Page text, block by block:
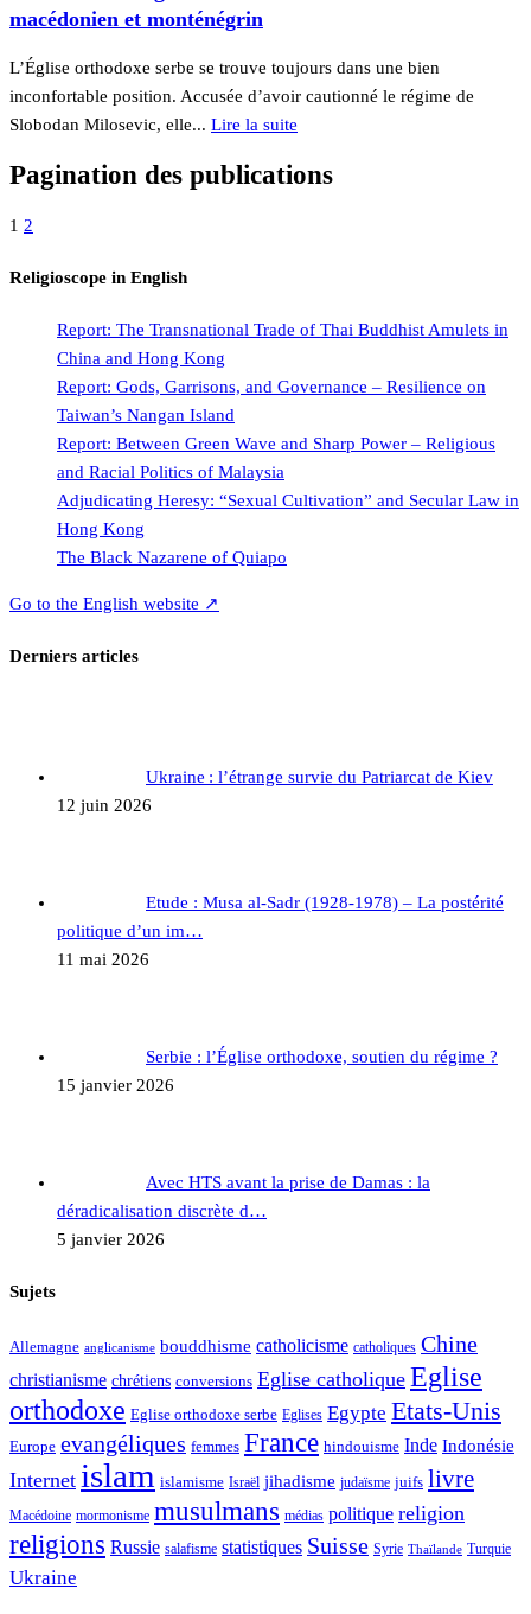
macédonien et monténégrin
L’Église orthodoxe serbe se trouve toujours dans une bien
inconfortable position. Accusée d’avoir cautionné le régime de
Slobodan Milosevic, elle... Lire la suite
Pagination des publications
1 2
Religioscope in English
Report: The Transnational Trade of Thai Buddhist Amulets in
China and Hong Kong
Report: Gods, Garrisons, and Governance – Resilience on
Taiwan’s Nangan Island
Report: Between Green Wave and Sharp Power – Religious
and Racial Politics of Malaysia
Adjudicating Heresy: “Sexual Cultivation” and Secular Law in
Hong Kong
The Black Nazarene of Quiapo
Go to the English website ↗
Derniers articles
Ukraine : l’étrange survie du Patriarcat de Kiev
12 juin 2026
Etude : Musa al-Sadr (1928-1978) – La postérité
politique d’un im…
11 mai 2026
Serbie : l’Église orthodoxe, soutien du régime ?
15 janvier 2026
Avec HTS avant la prise de Damas : la
déradicalisation discrète d…
5 janvier 2026
Sujets
Allemagne anglicanisme bouddhisme catholicisme catholiques Chine
christianisme chrétiens conversions Eglise catholique Eglise
orthodoxe Eglise orthodoxe serbe Eglises Egypte Etats-Unis
Europe evangéliques femmes France hindouisme Inde Indonésie
Internet islam islamisme Israël jihadisme judaïsme juifs livre
Macédoine mormonisme musulmans médias politique religion
religions Russie salafisme statistiques Suisse Syrie Thaïlande Turquie
Ukraine